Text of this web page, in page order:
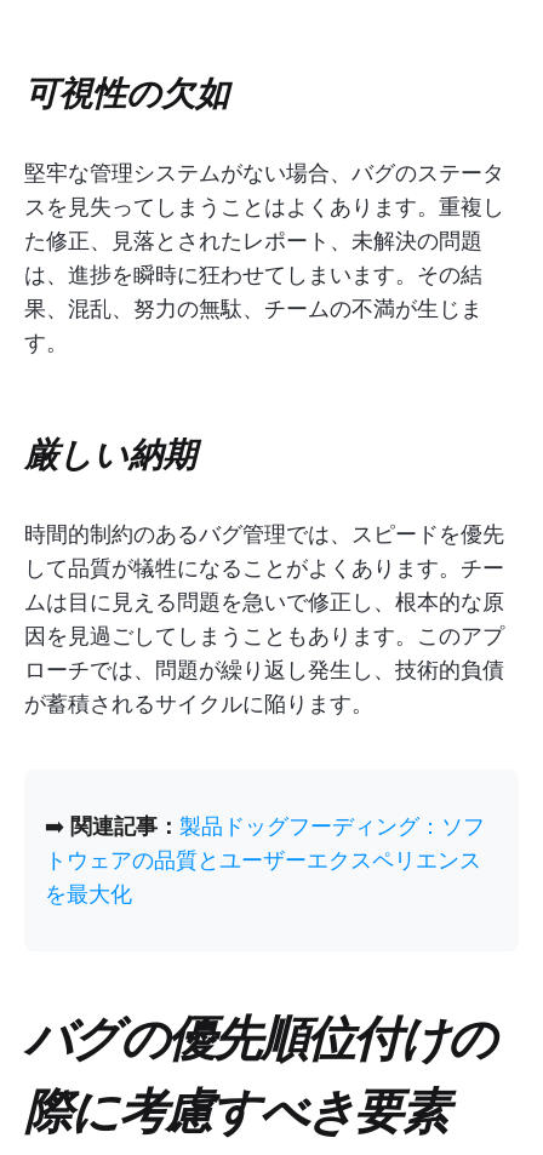
可視性の欠如
堅牢な管理システムがない場合、バグのステータ
スを見失ってしまうことはよくあります。重複し
た修正、見落とされたレポート、未解決の問題
は、進捗を瞬時に狂わせてしまいます。その結
果、混乱、努力の無駄、チームの不満が生じま
す。
厳しい納期
時間的制約のあるバグ管理では、スピードを優先
して品質が犠牲になることがよくあります。チー
ムは目に見える問題を急いで修正し、根本的な原
因を見過ごしてしまうこともあります。このアプ
ローチでは、問題が繰り返し発生し、技術的負債
が蓄積されるサイクルに陥ります。
➡️ 関連記事： 製品ドッグフーディング：ソフ
トウェアの品質とユーザーエクスペリエンス
を最大化
バグの優先順位付けの
際に考慮すべき要素